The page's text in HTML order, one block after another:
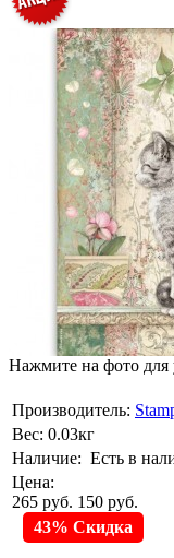
Нажмите на фото для
Производитель:
Вес: 0.03кг
Наличие: Есть в
Цена:
265 руб. 150 руб.
43% Скидка